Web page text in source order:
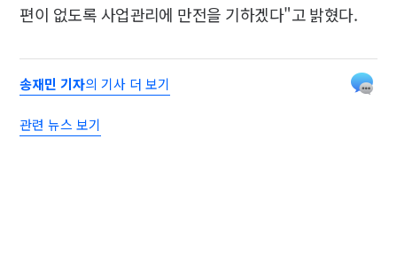
편이 없도록 사업관리에 만전을 기하겠다"고 밝혔다.
송재민 기자의 기사 더 보기
관련 뉴스 보기